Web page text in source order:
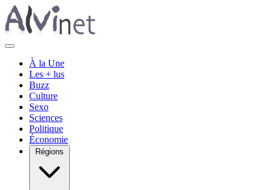
À la Une
Les + lus
Buzz
Culture
Sexo
Sciences
Politique
Économie
Régions